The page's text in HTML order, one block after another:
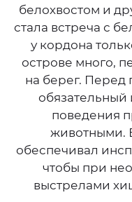
белохвостом и
стала встреча с
у кордона
острове много,
на берег.
обязательный
поведения
животными.
обеспечивал
чтобы при
выстрелами